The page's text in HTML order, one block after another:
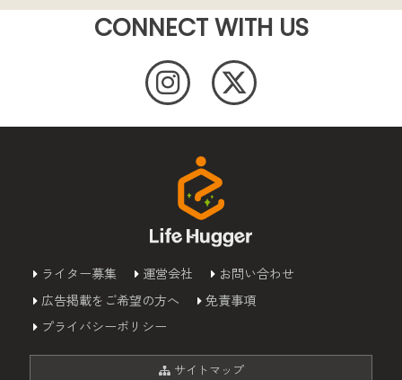
CONNECT WITH US
ライター募集 運営会社
お問い合わせ
広告掲載をご希望の方へ
免責事項
プライバシーポリシー
サイトマップ